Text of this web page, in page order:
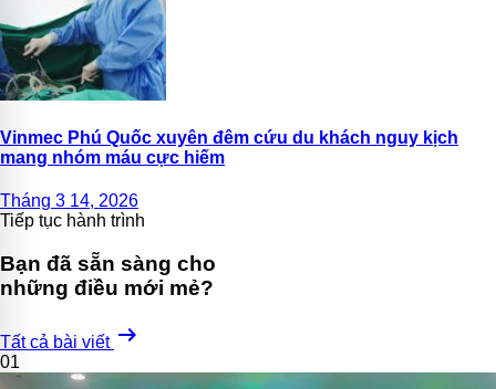
Vinmec Phú Quốc xuyên đêm cứu du khách nguy kịch
mang nhóm máu cực hiếm
Tháng 3 14, 2026
Tiếp tục hành trình
Bạn đã sẵn sàng cho
những điều mới mẻ?
Tất cả bài viết arrow_right_alt
01